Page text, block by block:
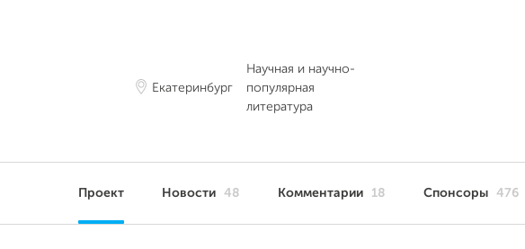
Екатеринбург
Научная и научно-
популярная
литература
Проект Новости 48 Комментарии 18 Спонсоры 476